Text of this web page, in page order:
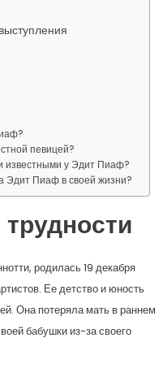
певицей?
известными у Эдит Пиаф?
Эдит Пиаф в своей жизни?
родилась 19 декабря
Ее детство и юность
Она потеряла мать в раннем
бабушки из-за своего